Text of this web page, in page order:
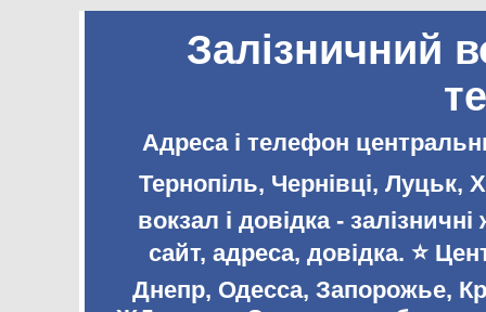
Залізничний
Адреса і телефон
Тернопіль, Чернівці,
вокзал і довідка -
сайт, адреса, довідка. ⭐️
Днепр, Одесса, Запорожье,